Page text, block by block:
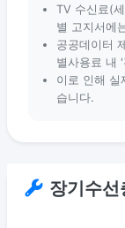
TV 수신료(
별 고지서에
공공데이터
별사용료 내
이로 인해 실
습니다.
장기수